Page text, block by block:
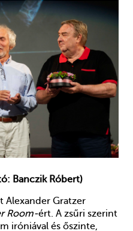
Banczik Róbert)
Alexander Gratzer
Room-ért. A zsűri szerint
iróniával és őszinte,